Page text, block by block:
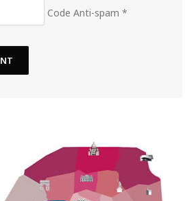
Code Anti-spam *